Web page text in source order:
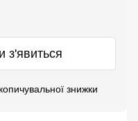
з'явиться
знижки